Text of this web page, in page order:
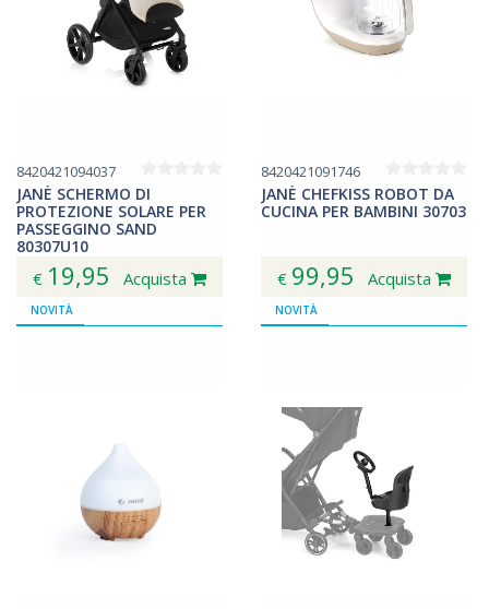
8420421094037
JANÈ SCHERMO DI
PROTEZIONE SOLARE PER
PASSEGGINO SAND
80307U10
€ 19,95 Acquista
8420421091746
JANÈ CHEFKISS ROBOT DA
CUCINA PER BAMBINI 30703
€ 99,95 Acquista
NOVITÀ NOVITÀ